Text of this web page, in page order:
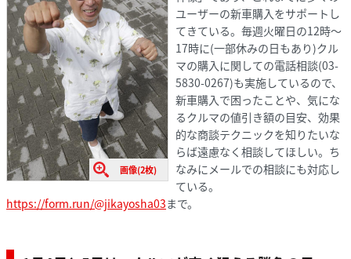
画像(2枚)
ユーザーの新車購入をサポートし
てきている。毎週火曜日の12時〜
17時に(一部休みの日もあり)クル
マの購入に関しての電話相談(03-
5830-0267)も実施しているので、
新車購入で困ったことや、気にな
るクルマの値引き額の目安、効果
的な商談テクニックを知りたいな
らば遠慮なく相談してほしい。ち
なみにメールでの相談にも対応し
ている。
https://form.run/@jikayosha03まで。